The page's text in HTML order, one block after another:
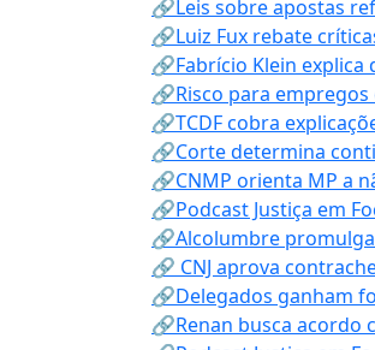
🔗Leis sobre apostas
🔗Luiz Fux rebate
🔗Fabrício Klein
🔗Risco para empregos
🔗TCDF cobra
🔗Corte determina
🔗CNMP orienta MP a
🔗Podcast Justiça em
🔗Alcolumbre
🔗 CNJ aprova
🔗Delegados ganham
🔗Renan busca acordo